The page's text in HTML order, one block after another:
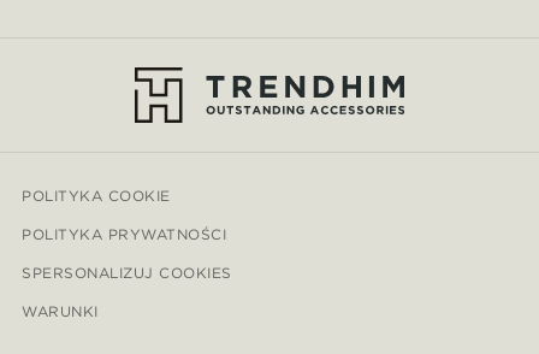
POLITYKA COOKIE
POLITYKA PRYWATNOŚCI
SPERSONALIZUJ COOKIES
WARUNKI